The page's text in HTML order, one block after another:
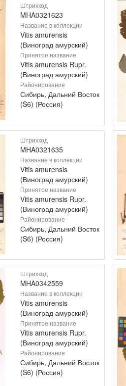
Штрихкод
MHA0321623
Название в коллекции
Vitis amurensis
(Виноград амурский)
Принятое название
Vitis amurensis Rupr.
(Виноград амурский)
Районирование
Сибирь, Дальний Восток
(S6) (Россия)
Штрихкод
MHA0321635
Название в коллекции
Vitis amurensis
(Виноград амурский)
Принятое название
Vitis amurensis Rupr.
(Виноград амурский)
Районирование
Сибирь, Дальний Восток
(S6) (Россия)
Штрихкод
MHA0342559
Название в коллекции
Vitis amurensis
(Виноград амурский)
Принятое название
Vitis amurensis Rupr.
(Виноград амурский)
Районирование
Сибирь, Дальний Восток
(S6) (Россия)